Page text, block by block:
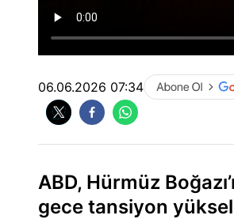
06.06.2026 07:34
ABD, Hürmüz
gece tansiyon